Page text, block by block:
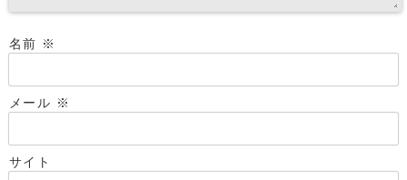
名前 ※
メール ※
サイト